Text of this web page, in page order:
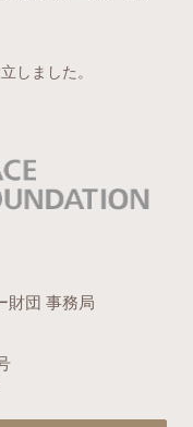
しました。
財団 事務局